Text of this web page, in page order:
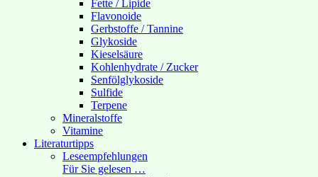
Fette / Lipide
Flavonoide
Gerbstoffe / Tannine
Glykoside
Kieselsäure
Kohlenhydrate / Zucker
Senfölglykoside
Sulfide
Terpene
Mineralstoffe
Vitamine
Literaturtipps
Leseempfehlungen
Für Sie gelesen …